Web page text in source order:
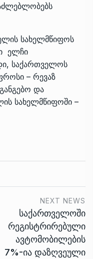
სახელმწიფოს
ელჩი
საქართველოს
– რევაზ
და
სახელმწიფოში –
NEXT NEWS
საქართველოში
რეგისტრირებული
ავტომობილების
7%-ია დაზღვეული